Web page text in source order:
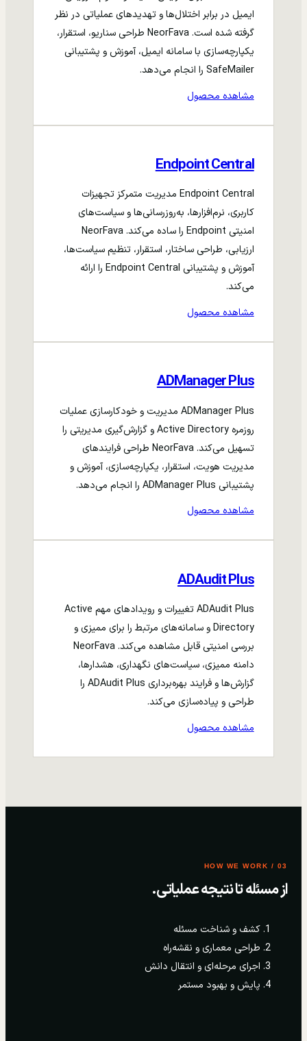
ایمیل در برابر اختلال‌ها و تهدیدهای عملیاتی در نظر
گرفته شده است. NeorFava طراحی سناریو، استقرار،
یکپارچه‌سازی با سامانه ایمیل، آموزش و پشتیبانی
SafeMailer را انجام می‌دهد.
مشاهده محصول
Endpoint Central
Endpoint Central مدیریت متمرکز تجهیزات
کاربری، نرم‌افزارها، به‌روزرسانی‌ها و سیاست‌های
امنیتی Endpoint را ساده می‌کند. NeorFava
ارزیابی، طراحی ساختار، استقرار، تنظیم سیاست‌ها،
آموزش و پشتیبانی Endpoint Central را ارائه
می‌کند.
مشاهده محصول
ADManager Plus
ADManager Plus مدیریت و خودکارسازی عملیات
روزمره Active Directory و گزارش‌گیری مدیریتی را
تسهیل می‌کند. NeorFava طراحی فرایندهای
مدیریت هویت، استقرار، یکپارچه‌سازی، آموزش و
پشتیبانی ADManager Plus را انجام می‌دهد.
مشاهده محصول
ADAudit Plus
ADAudit Plus تغییرات و رویدادهای مهم Active
Directory و سامانه‌های مرتبط را برای ممیزی و
بررسی امنیتی قابل مشاهده می‌کند. NeorFava
دامنه ممیزی، سیاست‌های نگهداری، هشدارها،
گزارش‌ها و فرایند بهره‌برداری ADAudit Plus را
طراحی و پیاده‌سازی می‌کند.
مشاهده محصول
03 / HOW WE WORK
از مسئله تا نتیجه عملیاتی.
کشف و شناخت مسئله
طراحی معماری و نقشه‌راه
اجرای مرحله‌ای و انتقال دانش
پایش و بهبود مستمر